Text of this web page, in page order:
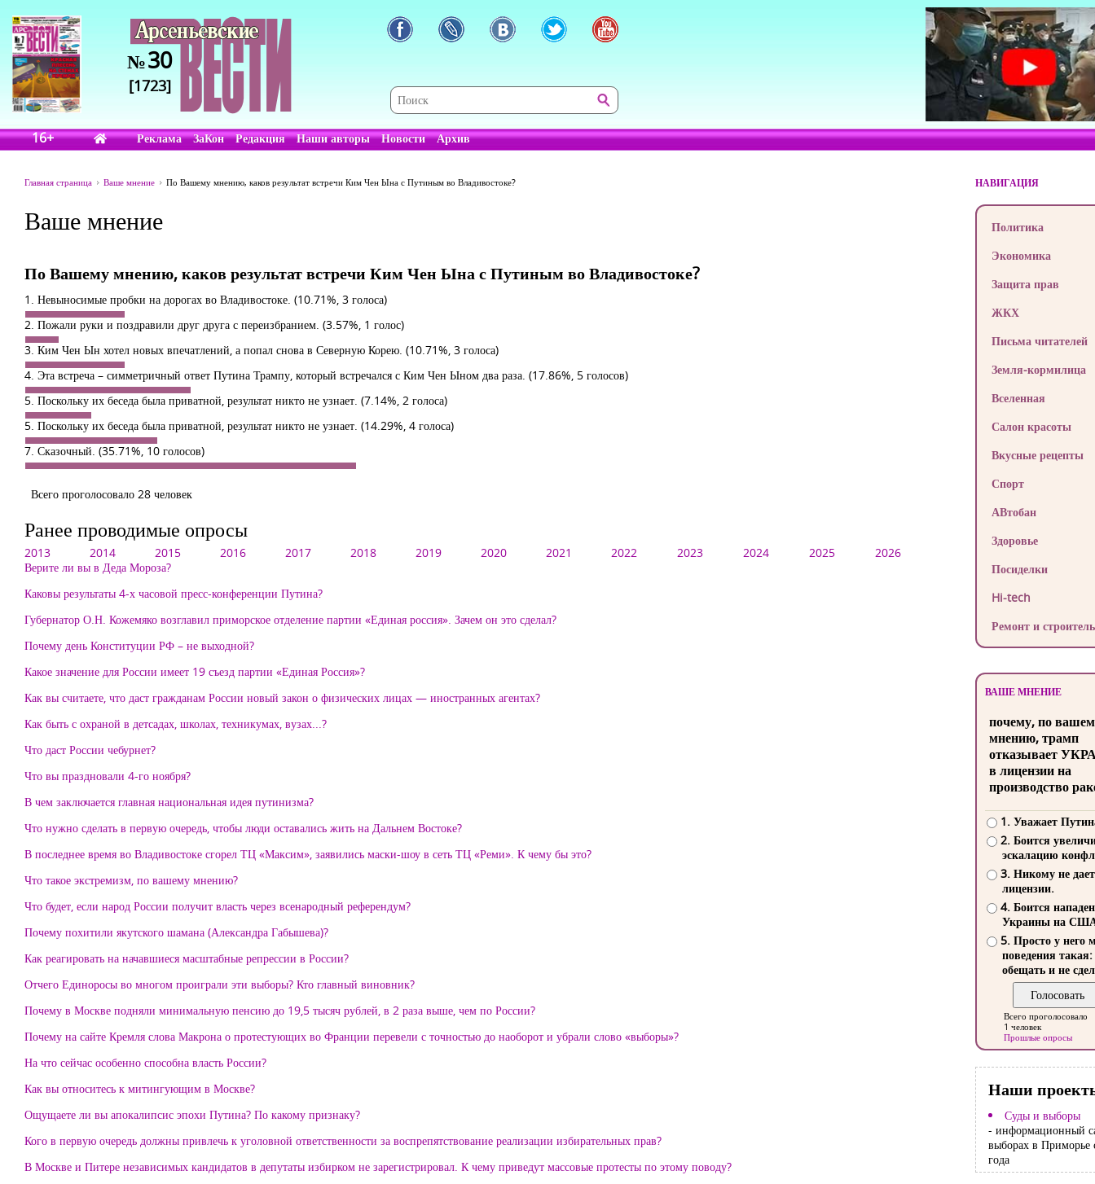
№30
[1723]
16+ Реклама ЗаКон Редакция Наши авторы Новости Архив
Главная страница Ваше мнение По Вашему мнению, каков результат встречи Ким Чен Ына с Путиным во Владивостоке?
Ваше мнение
По Вашему мнению, каков результат встречи Ким Чен Ына с Путиным во Владивостоке?
1. Невыносимые пробки на дорогах во Владивостоке. (10.71%, 3 голоса)
2. Пожали руки и поздравили друг друга с переизбранием. (3.57%, 1 голос)
3. Ким Чен Ын хотел новых впечатлений, а попал снова в Северную Корею. (10.71%, 3 голоса)
4. Эта встреча – симметричный ответ Путина Трампу, который встречался с Ким Чен Ыном два раза. (17.86%, 5 голосов)
5. Поскольку их беседа была приватной, результат никто не узнает. (7.14%, 2 голоса)
5. Поскольку их беседа была приватной, результат никто не узнает. (14.29%, 4 голоса)
7. Сказочный. (35.71%, 10 голосов)
Всего проголосовало 28 человек
Ранее проводимые опросы
2013 2014 2015 2016 2017 2018 2019 2020 2021 2022 2023 2024 2025
2026
Верите ли вы в Деда Мороза?
Каковы результаты 4-х часовой пресс-конференции Путина?
Губернатор О.Н. Кожемяко возглавил приморское отделение партии «Единая россия». Зачем он это сделал?
Почему день Конституции РФ – не выходной?
Какое значение для России имеет 19 съезд партии «Единая Россия»?
Как вы считаете, что даст гражданам России новый закон о физических лицах — иностранных агентах?
Как быть с охраной в детсадах, школах, техникумах, вузах...?
Что даст России чебурнет?
Что вы праздновали 4-го ноября?
В чем заключается главная национальная идея путинизма?
Что нужно сделать в первую очередь, чтобы люди оставались жить на Дальнем Востоке?
В последнее время во Владивостоке сгорел ТЦ «Максим», заявились маски-шоу в сеть ТЦ «Реми». К чему бы это?
Что такое экстремизм, по вашему мнению?
Что будет, если народ России получит власть через всенародный референдум?
Почему похитили якутского шамана (Александра Габышева)?
Как реагировать на начавшиеся масштабные репрессии в России?
Отчего Единоросы во многом проиграли эти выборы? Кто главный виновник?
Почему в Москве подняли минимальную пенсию до 19,5 тысяч рублей, в 2 раза выше, чем по России?
Почему на сайте Кремля слова Макрона о протестующих во Франции перевели с точностью до наоборот и убрали слово «выборы»?
На что сейчас особенно способна власть России?
Как вы относитесь к митингующим в Москве?
Ощущаете ли вы апокалипсис эпохи Путина? По какому признаку?
Кого в первую очередь должны привлечь к уголовной ответственности за воспрепятствование реализации избирательных прав?
В Москве и Питере независимых кандидатов в депутаты избирком не зарегистрировал. К чему приведут массовые протесты по этому поводу?
НАВИГАЦИЯ
Политика
Экономика
Защита прав
ЖКХ
Письма читателей
Земля-кормилица
Вселенная
Салон красоты
Вкусные рецепты
Спорт
АВтобан
Здоровье
Посиделки
Hi-tech
Ремонт и
ВАШЕ МНЕНИЕ
почему, по
мнению, трамп
отказывает
в лицензии на
производство
1. Уважает
2. Боится
эскалацию
3. Никому не
лицензии.
4. Боится
Украины на
5. Просто у него
поведения такая:
обещать и не
Всего проголосовало
1 человек
Прошлые опросы
Наши
Суды и выборы
- информационный
выборах в Приморье
года